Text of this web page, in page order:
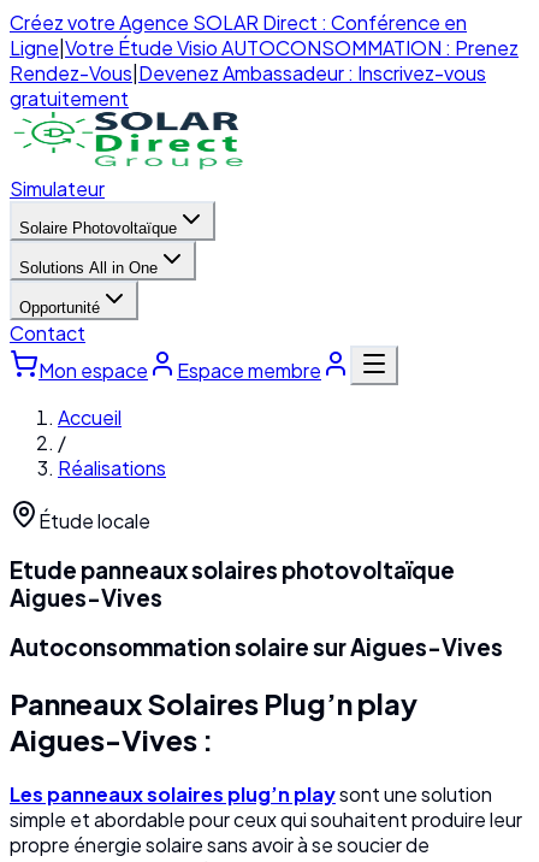
Créez votre Agence SOLAR Direct : Conférence en
Ligne Votre Étude Visio AUTOCONSOMMATION : Prenez
Rendez-Vous Devenez Ambassadeur : Inscrivez-vous
gratuitement
Simulateur
Solaire Photovoltaïque
Solutions All in One
Opportunité
Contact
Mon espace
Espace membre
Accueil
/
Réalisations
Étude locale
Etude panneaux solaires photovoltaïque
Aigues-Vives
Autoconsommation solaire sur Aigues-Vives
Panneaux Solaires Plug’n play
Aigues-Vives :
Les panneaux solaires plug’n playsont une solution
simple et abordable pour ceux qui souhaitent produire leur
propre énergie solaire sans avoir à se soucier de